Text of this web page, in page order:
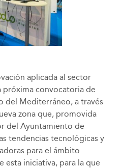
aplicada al sector
próxima convocatoria de
del Mediterráneo, a través
zona que, promovida
del Ayuntamiento de
tendencias tecnológicas y
para el ámbito
esta iniciativa, para la que